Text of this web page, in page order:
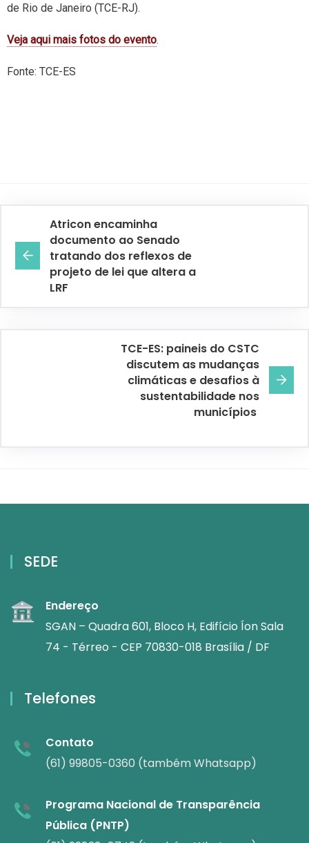
de Rio de Janeiro (TCE-RJ).
Veja aqui mais fotos do evento.
Fonte: TCE-ES
Atricon encaminha
documento ao Senado
tratando dos reflexos de
projeto de lei que altera a
LRF
TCE-ES: paineis do CSTC
discutem as mudanças
climáticas e desafios à
sustentabilidade nos
municípios
SEDE
Endereço
SGAN – Quadra 601, Bloco H, Edifício Íon Sala
74 - Térreo - CEP 70830-018 Brasília / DF
Telefones
Contato
(61) 99805-0360 (também Whatsapp)
Programa Nacional de Transparência
Pública (PNTP)